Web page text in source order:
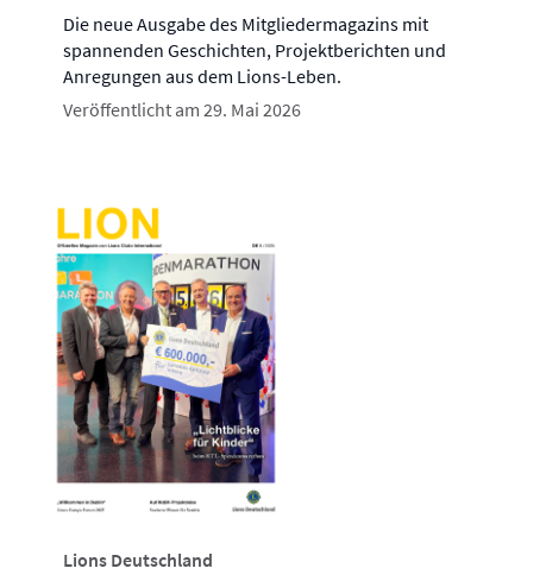
Die neue Ausgabe des Mitgliedermagazins mit
spannenden Geschichten, Projektberichten und
Anregungen aus dem Lions-Leben.
Veröffentlicht am 29. Mai 2026
Lions Deutschland